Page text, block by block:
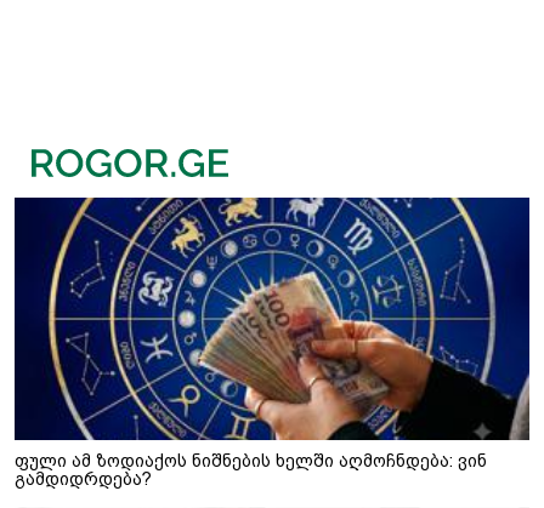
ფული ამ ზოდიაქოს ნიშნების ხელში აღმოჩნდება: ვინ
გამდიდრდება?